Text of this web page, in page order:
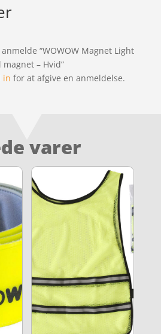
“WOWOW Magnet Light
– Hvid”
in for at afgive en anmeldelse.
varer